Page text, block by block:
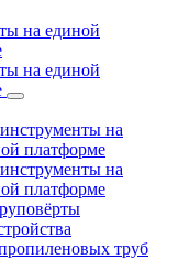
на единой
на единой
на
платформе
на
платформе
труб